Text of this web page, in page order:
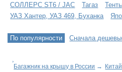
СОЛЛЕРС ST6 / JAC
Тагаз
УАЗ Хантер, УАЗ 469, Буханка
По популярности Сначала
Багажник на крышу в России → Китай